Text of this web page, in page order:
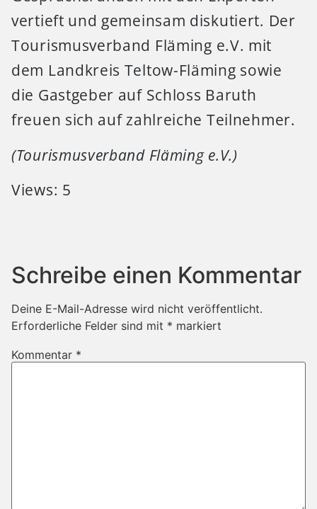
vertieft und gemeinsam diskutiert. Der
Tourismusverband Fläming e.V. mit
dem Landkreis Teltow-Fläming sowie
die Gastgeber auf Schloss Baruth
freuen sich auf zahlreiche Teilnehmer.
(Tourismusverband Fläming e.V.)
Views: 5
Schreibe einen Kommentar
Deine E-Mail-Adresse wird nicht veröffentlicht.
Erforderliche Felder sind mit * markiert
Kommentar *